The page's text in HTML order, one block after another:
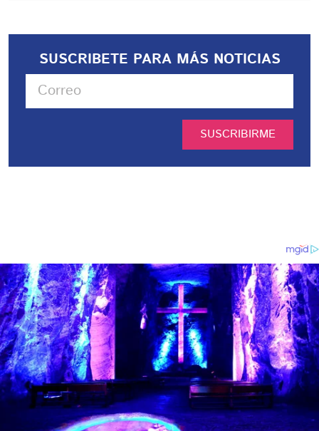
SUSCRIBETE PARA MÁS NOTICIAS
SUSCRIBIRME